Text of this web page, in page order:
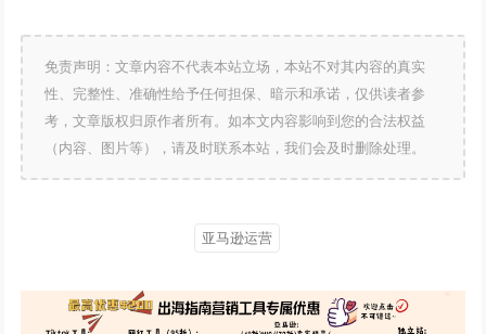
免责声明：文章内容不代表本站立场，本站不对其内容的真实
性、完整性、准确性给予任何担保、暗示和承诺，仅供读者参
考，文章版权归原作者所有。如本文内容影响到您的合法权益
（内容、图片等），请及时联系本站，我们会及时删除处理。
亚马逊运营